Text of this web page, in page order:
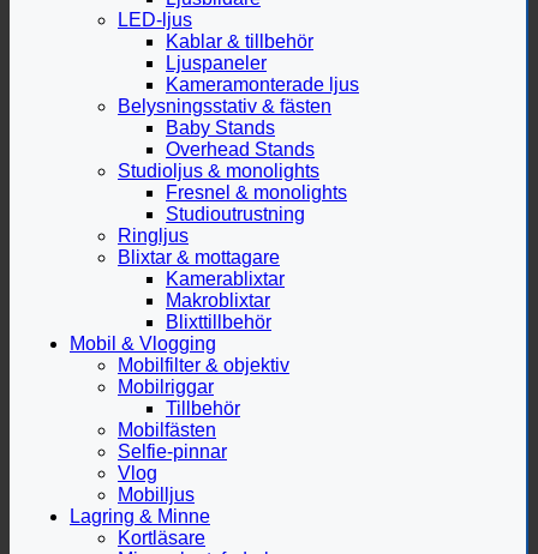
LED-ljus
Kablar & tillbehör
Ljuspaneler
Kameramonterade ljus
Belysningsstativ & fästen
Baby Stands
Overhead Stands
Studioljus & monolights
Fresnel & monolights
Studioutrustning
Ringljus
Blixtar & mottagare
Kamerablixtar
Makroblixtar
Blixttillbehör
Mobil & Vlogging
Mobilfilter & objektiv
Mobilriggar
Tillbehör
Mobilfästen
Selfie-pinnar
Vlog
Mobilljus
Lagring & Minne
Kortläsare